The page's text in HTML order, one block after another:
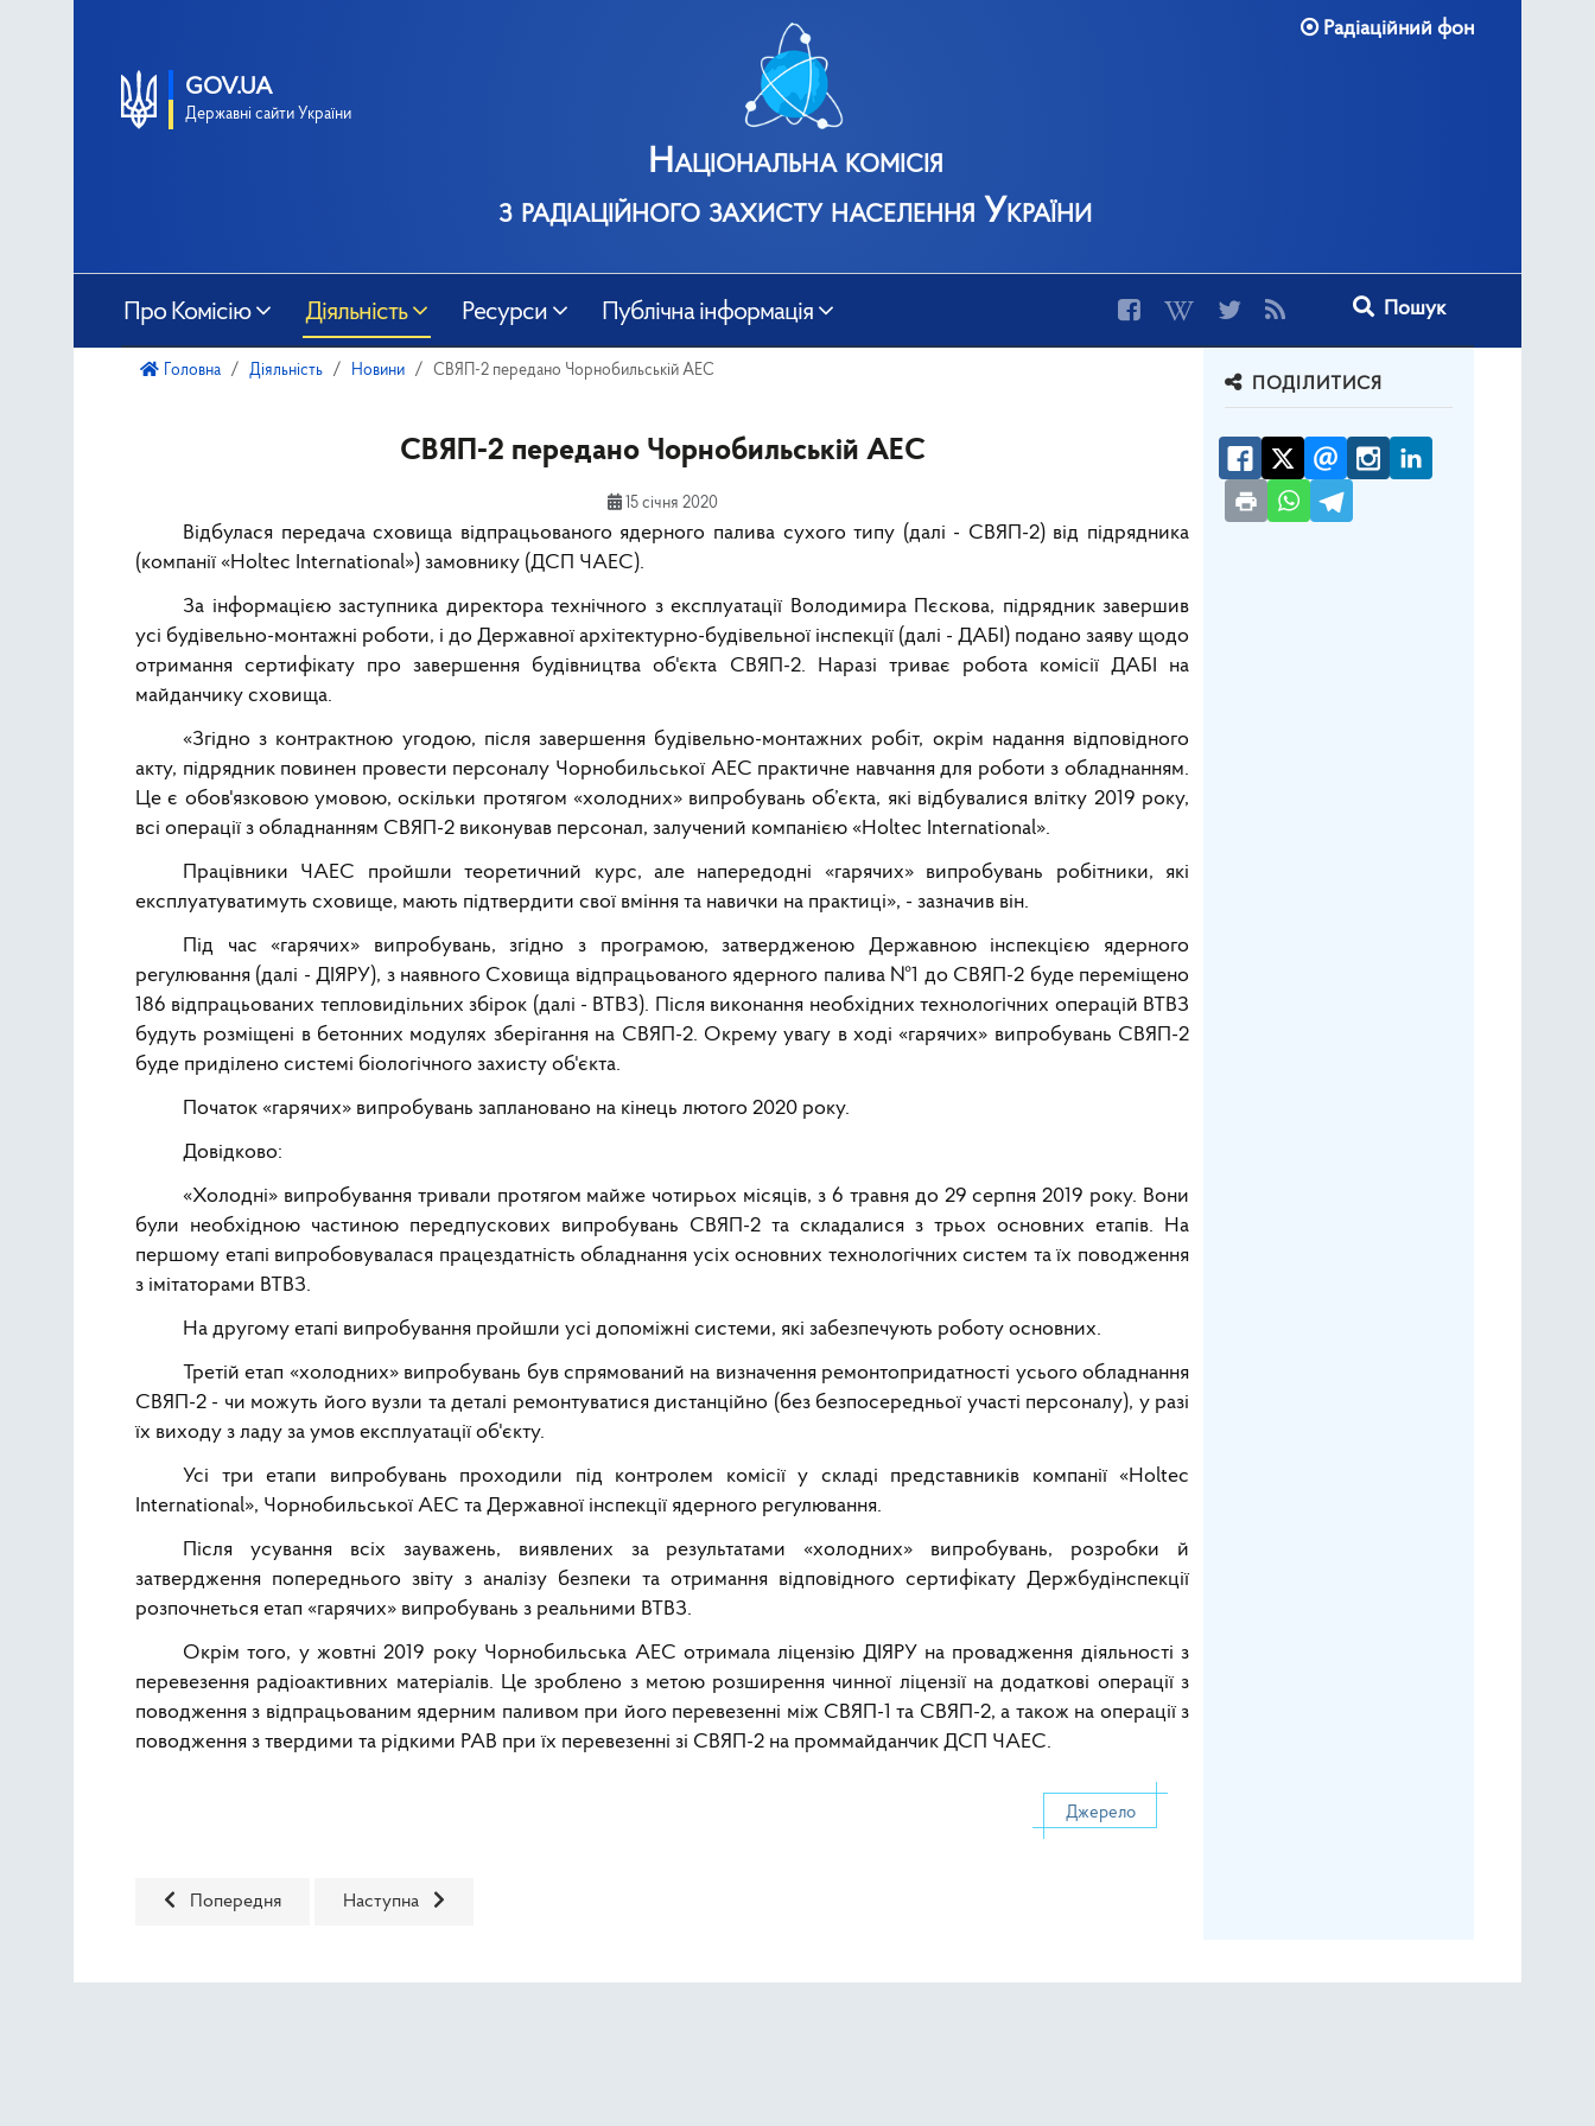
GOV.UA
Державні сайти України
Національна комісія
з радіаційного захисту населення України
Радіаційний фон
Про Комісію Діяльність Ресурси Публічна інформація
Type 2 or more characters for
Пошук
Головна Діяльність Новини СВЯП-2 передано Чорнобильській АЕС
СВЯП-2 передано Чорнобильській АЕС
15 січня 2020
Відбулася передача сховища відпрацьованого ядерного палива сухого типу (далі - СВЯП-2) від підрядника
(компанії «Holtec International») замовнику (ДСП ЧАЕС).
За інформацією заступника директора технічного з експлуатації Володимира Пєскова, підрядник завершив
усі будівельно-монтажні роботи, і до Державної архітектурно-будівельної інспекції (далі - ДАБІ) подано заяву щодо
отримання сертифікату про завершення будівництва об'єкта СВЯП-2. Наразі триває робота комісії ДАБІ на
майданчику сховища.
«Згідно з контрактною угодою, після завершення будівельно-монтажних робіт, окрім надання відповідного
акту, підрядник повинен провести персоналу Чорнобильської АЕС практичне навчання для роботи з обладнанням.
Це є обов'язковою умовою, оскільки протягом «холодних» випробувань об’єкта, які відбувалися влітку 2019 року,
всі операції з обладнанням СВЯП-2 виконував персонал, залучений компанією «Holtec International».
Працівники ЧАЕС пройшли теоретичний курс, але напередодні «гарячих» випробувань робітники, які
експлуатуватимуть сховище, мають підтвердити свої вміння та навички на практиці», - зазначив він.
Під час «гарячих» випробувань, згідно з програмою, затвердженою Державною інспекцією ядерного
регулювання (далі - ДІЯРУ), з наявного Сховища відпрацьованого ядерного палива №1 до СВЯП-2 буде переміщено
186 відпрацьованих тепловидільних збірок (далі - ВТВЗ). Після виконання необхідних технологічних операцій ВТВЗ
будуть розміщені в бетонних модулях зберігання на СВЯП-2. Окрему увагу в ході «гарячих» випробувань СВЯП-2
буде приділено системі біологічного захисту об'єкта.
Початок «гарячих» випробувань заплановано на кінець лютого 2020 року.
Довідково:
«Холодні» випробування тривали протягом майже чотирьох місяців, з 6 травня до 29 серпня 2019 року. Вони
були необхідною частиною передпускових випробувань СВЯП-2 та складалися з трьох основних етапів. На
першому етапі випробовувалася працездатність обладнання усіх основних технологічних систем та їх поводження
з імітаторами ВТВЗ.
На другому етапі випробування пройшли усі допоміжні системи, які забезпечують роботу основних.
Третій етап «холодних» випробувань був спрямований на визначення ремонтопридатності усього обладнання
СВЯП-2 - чи можуть його вузли та деталі ремонтуватися дистанційно (без безпосередньої участі персоналу), у разі
їх виходу з ладу за умов експлуатації об'єкту.
Усі три етапи випробувань проходили під контролем комісії у складі представників компанії «Holtec
International», Чорнобильської АЕС та Державної інспекції ядерного регулювання.
Після усування всіх зауважень, виявлених за результатами «холодних» випробувань, розробки й
затвердження попереднього звіту з аналізу безпеки та отримання відповідного сертифікату Держбудінспекції
розпочнеться етап «гарячих» випробувань з реальними ВТВЗ.
Окрім того, у жовтні 2019 року Чорнобильська АЕС отримала ліцензію ДІЯРУ на провадження діяльності з
перевезення радіоактивних матеріалів. Це зроблено з метою розширення чинної ліцензії на додаткові операції з
поводження з відпрацьованим ядерним паливом при його перевезенні між СВЯП-1 та СВЯП-2, а також на операції з
поводження з твердими та рідкими РАВ при їх перевезенні зі СВЯП-2 на проммайданчик ДСП ЧАЕС.
Попередня стаття: На Рівненській АЕС проводиться інспекція Міжнародного агентства з атомної енергії
Попередня Наступна стаття: На РАЕС продовжуються роботи з впровадження системи примусового скидання тиску
Наступна
Джерело
ПОДІЛИТИСЯ